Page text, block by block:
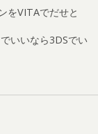
をVITAでだせと
いいなら3DSでい